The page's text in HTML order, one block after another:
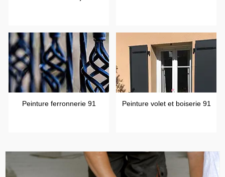
Peinture ferronnerie 91 Peinture volet et boiserie 91